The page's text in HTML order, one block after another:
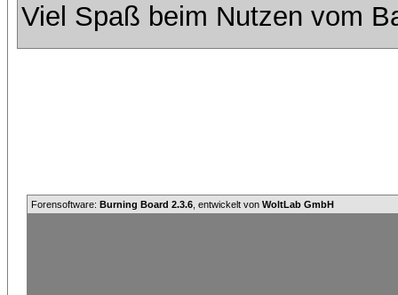
Viel Spaß beim Nutzen vom
Forensoftware: Burning Board 2.3.6 , entwickelt von WoltLab GmbH